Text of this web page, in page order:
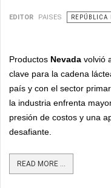
EDITOR PAISES
Productos Nevada volvió
clave para la cadena
país y con el sector
la industria enfrenta
presión de costos y una
desafiante.
READ MORE ...